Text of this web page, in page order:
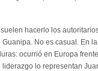
hacerlo los
No es casual. En
ocurrió en Europa
lo representan